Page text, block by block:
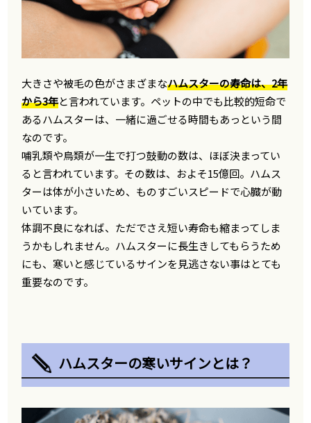
大きさや被毛の色がさまざまなハムスターの寿命は、2年
から3年と言われています。ペットの中でも比較的短命で
あるハムスターは、一緒に過ごせる時間もあっという間
なのです。
哺乳類や鳥類が一生で打つ鼓動の数は、ほぼ決まってい
ると言われています。その数は、およそ15億回。ハムス
ターは体が小さいため、ものすごいスピードで心臓が動
いています。
体調不良になれば、ただでさえ短い寿命も縮まってしま
うかもしれません。ハムスターに長生きしてもらうため
にも、寒いと感じているサインを見逃さない事はとても
重要なのです。
ハムスターの寒いサインとは？